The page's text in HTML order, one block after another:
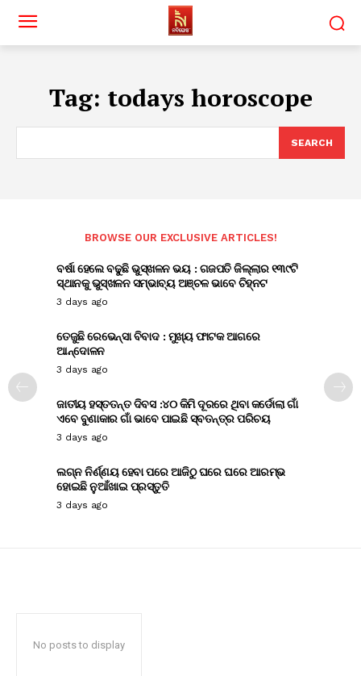
Tag: todays horoscope
SEARCH
BROWSE OUR EXCLUSIVE ARTICLES!
ବର୍ଷା ହେଲେ ବଢୁଛି ଭୁସ୍ଖଳନ ଭୟ : ଗଜପତି ଜିଲ୍ଲାର ୧୩୯ଟି
ସ୍ଥାନକୁ ଭୁସ୍ଖଳନ ସମ୍ଭାବ୍ୟ ଅଞ୍ଚଳ ଭାବେ ଚିହ୍ନଟ
3 days ago
ତେଜୁଛି ରେଭେନ୍ସା ବିବାଦ : ମୁଖ୍ୟ ଫାଟକ ଆଗରେ
ଆନ୍ଦୋଳନ
3 days ago
ଜାତୀୟ ହସ୍ତତନ୍ତ ଦିବସ :୪୦ କିମି ଦୂରରେ ଥିବା କର୍ଡୋଲା ଗାଁ
ଏବେ ବୁଣାକାର ଗାଁ ଭାବେ ପାଇଛି ସ୍ବତନ୍ତ୍ର ପରିଚୟ
3 days ago
ଲଗ୍ନ ନିର୍ଣ୍ଣୟ ହେବା ପରେ ଆଜିଠୁ ଘରେ ଘରେ ଆରମ୍ଭ
ହୋଇଛି ନୁଆଁଖାଇ ପ୍ରସ୍ତୁତି
3 days ago
No posts to display